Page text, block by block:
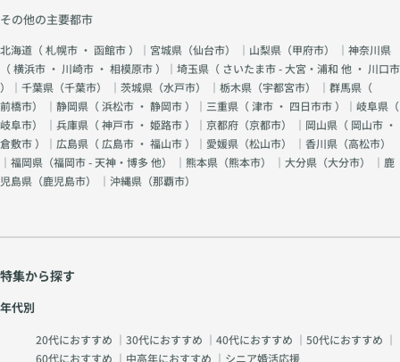
その他の主要都市
北海道（札幌市 ・ 函館市）｜宮城県（仙台市） ｜山梨県（甲府市） ｜神奈川県
（横浜市 ・ 川崎市 ・ 相模原市）｜埼玉県（ さいたま市 - 大宮・浦和 他 ・ 川口市
）｜千葉県（千葉市） ｜茨城県（水戸市） ｜栃木県（宇都宮市） ｜群馬県（
前橋市） ｜静岡県（浜松市 ・ 静岡市）｜三重県（津市 ・ 四日市市）｜岐阜県（
岐阜市） ｜兵庫県（神戸市 ・ 姫路市）｜京都府（京都市） ｜岡山県（ 岡山市 ・
倉敷市）｜広島県（ 広島市 ・ 福山市）｜愛媛県（松山市） ｜香川県（高松市）
｜福岡県（福岡市 - 天神・博多 他） ｜熊本県（熊本市） ｜大分県（大分市） ｜鹿
児島県（鹿児島市） ｜沖縄県（那覇市）
特集から探す
年代別
20代におすすめ ｜ 30代におすすめ ｜ 40代におすすめ ｜ 50代におすすめ ｜
60代におすすめ ｜ 中高年におすすめ ｜ シニア婚活応援